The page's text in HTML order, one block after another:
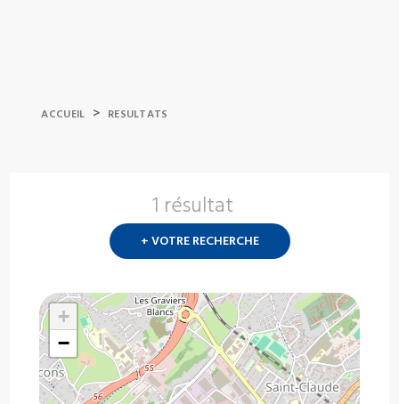
ACCUEIL > RESULTATS
1 résultat
+ VOTRE RECHERCHE
+
−